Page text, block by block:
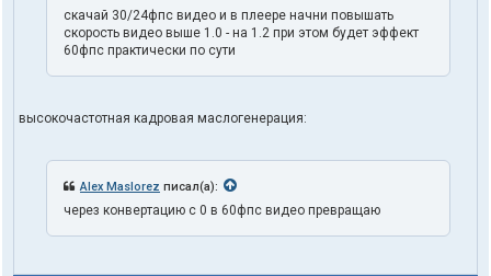
скачай 30/24фпс видео и в плеере начни повышать
скорость видео выше 1.0 - на 1.2 при этом будет эффект
60фпс практически по сути
высокочастотная кадровая маслогенерация:
Alex Maslorez писал(а):
через конвертацию с 0 в 60фпс видео превращаю